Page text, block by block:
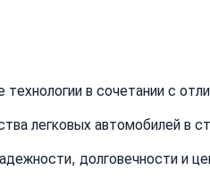
технологии в сочетании с
легковых автомобилей в
долговечности и